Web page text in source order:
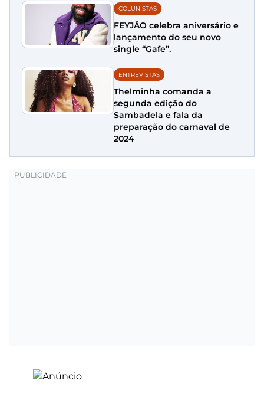
COLUNISTAS
FEYJÃO celebra aniversário e
lançamento do seu novo
single “Gafe”.
ENTREVISTAS
Thelminha comanda a
segunda edição do
Sambadela e fala da
preparação do carnaval de
2024